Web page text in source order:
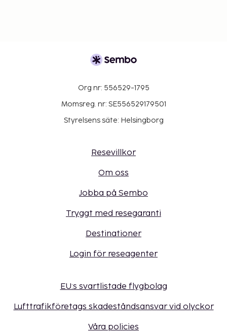
Org nr: 556529-1795
Momsreg. nr: SE556529179501
Styrelsens säte: Helsingborg
Resevillkor
Om oss
Jobba på Sembo
Tryggt med resegaranti
Destinationer
Login för reseagenter
EU:s svartlistade flygbolag
Lufttrafikföretags skadeståndsansvar vid olyckor
Våra policies